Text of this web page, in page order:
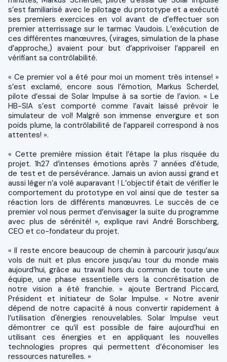
s’est familiarisé avec le pilotage du prototype et a exécuté
ses premiers exercices en vol avant de d’effectuer son
premier atterrissage sur le tarmac Vaudois. L’exécution de
ces différentes manœuvres, (virages, simulation de la phase
d’approche,) avaient pour but d’apprivoiser l’appareil en
vérifiant sa contrôlabilité.
« Ce premier vol a été pour moi un moment très intense! »
s’est exclamé, encore sous l’émotion, Markus Scherdel,
pilote d’essai de Solar Impulse à sa sortie de l’avion. « Le
HB-SIA s’est comporté comme l’avait laissé prévoir le
simulateur de vol! Malgré son immense envergure et son
poids plume, la contrôlabilité de l’appareil correspond à nos
attentes! ».
« Cette première mission était l’étape la plus risquée du
projet. 1h27 d’intenses émotions après 7 années d’étude,
de test et de persévérance. Jamais un avion aussi grand et
aussi léger n’a volé auparavant ! L’objectif était de vérifier le
comportement du prototype en vol ainsi que de tester sa
réaction lors de différents manœuvres. Le succès de ce
premier vol nous permet d’envisager la suite du programme
avec plus de sérénité! », explique ravi André Borschberg,
CEO et co-fondateur du projet.
« Il reste encore beaucoup de chemin à parcourir jusqu’aux
vols de nuit et plus encore jusqu’au tour du monde mais
aujourd’hui, grâce au travail hors du commun de toute une
équipe, une phase essentielle vers la concrétisation de
notre vision a été franchie. » ajoute Bertrand Piccard,
Président et initiateur de Solar Impulse. « Notre avenir
dépend de notre capacité à nous convertir rapidement à
l’utilisation d'énergies renouvelables. Solar Impulse veut
démontrer ce qu’il est possible de faire aujourd’hui en
utilisant ces énergies et en appliquant les nouvelles
technologies propres qui permettent d’économiser les
ressources naturelles. »